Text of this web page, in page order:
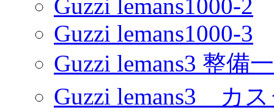
Guzzi lemans1000-2
Guzzi lemans1000-3
Guzzi lemans3 整備
Guzzi lemans3 カ